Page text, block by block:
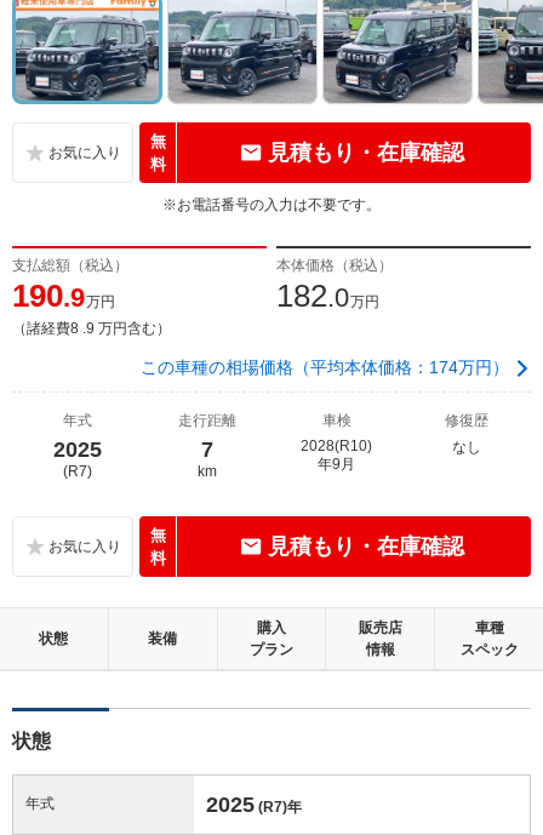
無
料
見積もり・在庫確認
※お電話番号の入力は不要です。
支払総額（税込）
190.9万円
（諸経費8 .9 万円含む）
本体価格（税込）
182.0万円
この車種の相場価格（平均本体価格：174万円）
年式
2025
(R7)
走行距離
7
km
車検
2028(R10)
年9月
修復歴
なし
無
料
見積もり・在庫確認
状態 装備
購入
プラン
販売店
情報
車種
スペック
状態
年式 2025 (R7)年